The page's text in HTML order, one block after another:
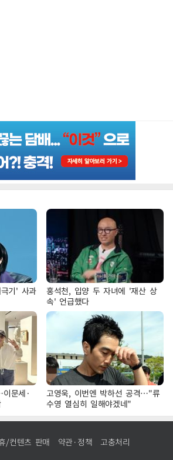
기' 사과
홍석천, 입양 두 자녀에 '재산 상
속' 언급했다
문세·
고영욱, 이번엔 박하선 공격…"류
수영 열심히 일해야겠네"
/컨텐츠 판매 약관·정책 고충처리